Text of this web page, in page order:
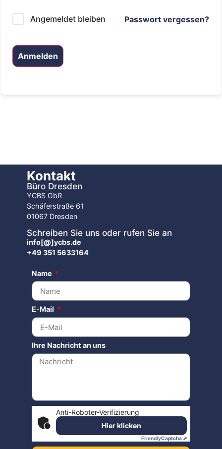
Angemeldet bleiben Passwort vergessen?
Anmelden
Kontakt
Büro Dresden
YCBS GbR
Schäferstraße 61
01067 Dresden
Schreiben Sie uns oder rufen Sie an
info[@]ycbs.de
+49 351 5633164
Name
E-Mail
Ihre Nachricht an uns
Anti-Roboter-Verifizierung
Hier klicken
FriendlyCaptcha ⇗